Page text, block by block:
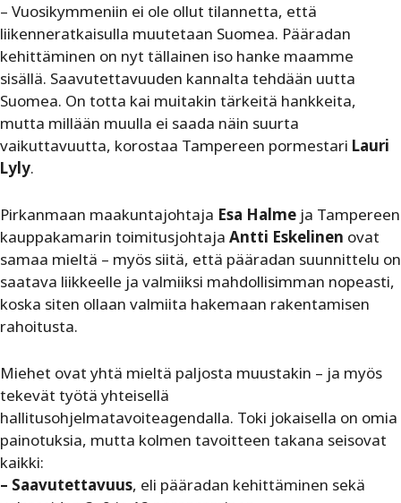
– Vuosikymmeniin ei ole ollut tilannetta, että
liikenneratkaisulla muutetaan Suomea. Pääradan
kehittäminen on nyt tällainen iso hanke maamme
sisällä. Saavutettavuuden kannalta tehdään uutta
Suomea. On totta kai muitakin tärkeitä hankkeita,
mutta millään muulla ei saada näin suurta
vaikuttavuutta, korostaa Tampereen pormestari Lauri
Lyly.
Pirkanmaan maakuntajohtaja Esa Halme ja Tampereen
kauppakamarin toimitusjohtaja Antti Eskelinen ovat
samaa mieltä – myös siitä, että pääradan suunnittelu on
saatava liikkeelle ja valmiiksi mahdollisimman nopeasti,
koska siten ollaan valmiita hakemaan rakentamisen
rahoitusta.
Miehet ovat yhtä mieltä paljosta muustakin – ja myös
tekevät työtä yhteisellä
hallitusohjelmatavoiteagendalla. Toki jokaisella on omia
painotuksia, mutta kolmen tavoitteen takana seisovat
kaikki:
– Saavutettavuus, eli pääradan kehittäminen sekä